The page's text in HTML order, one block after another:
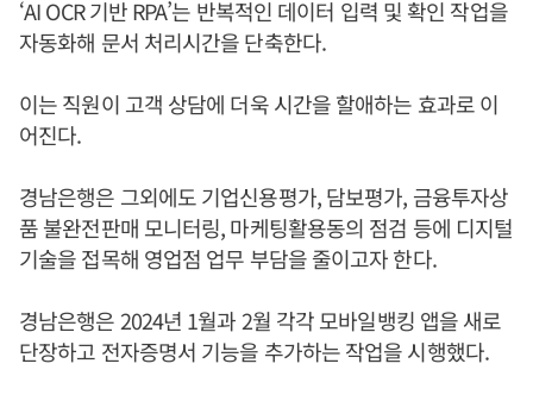
‘AI OCR 기반 RPA’는 반복적인 데이터 입력 및 확인 작업을
자동화해 문서 처리시간을 단축한다.
이는 직원이 고객 상담에 더욱 시간을 할애하는 효과로 이
어진다.
경남은행은 그외에도 기업신용평가, 담보평가, 금융투자상
품 불완전판매 모니터링, 마케팅활용동의 점검 등에 디지털
기술을 접목해 영업점 업무 부담을 줄이고자 한다.
경남은행은 2024년 1월과 2월 각각 모바일뱅킹 앱을 새로
단장하고 전자증명서 기능을 추가하는 작업을 시행했다.